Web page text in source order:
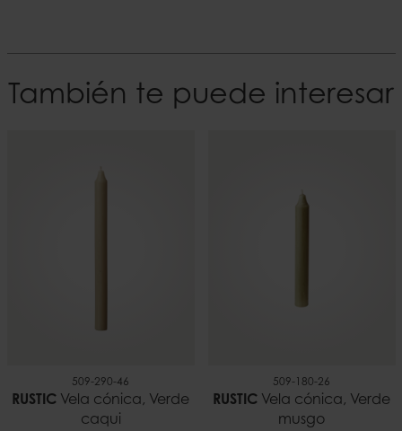
También te puede interesar
509-290-46
RUSTIC Vela cónica, Verde
caqui
509-180-26
RUSTIC Vela cónica, Verde
musgo